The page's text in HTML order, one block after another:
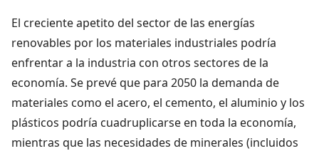
El creciente apetito del sector de las energías
renovables por los materiales industriales podría
enfrentar a la industria con otros sectores de la
economía. Se prevé que para 2050 la demanda de
materiales como el acero, el cemento, el aluminio y los
plásticos podría cuadruplicarse en toda la economía,
mientras que las necesidades de minerales (incluidos